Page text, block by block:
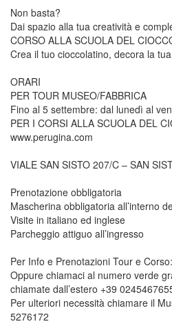
Non basta?
Dai spazio alla tua creatività e
CORSO ALLA SCUOLA DEL
Crea il tuo cioccolatino, decora la
ORARI
PER TOUR MUSEO/FABBRICA
Fino al 5 settembre: dal lunedì al
PER I CORSI ALLA SCUOLA DEL
www.perugina.com
VIALE SAN SISTO 207/C – SAN
Prenotazione obbligatoria
Mascherina obbligatoria all’interno
Visite in italiano ed inglese
Parcheggio attiguo all’ingresso
Per Info e Prenotazioni Tour e Corso:
Oppure chiamaci al numero verde
chiamate dall’estero +39
Per ulteriori necessità chiamare il
5276172